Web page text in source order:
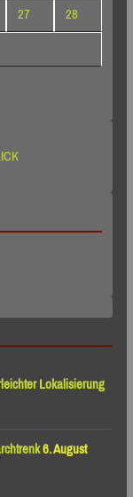
27
28
Lokalisierung
6. August